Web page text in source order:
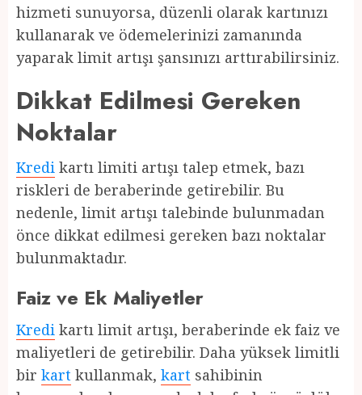
hizmeti sunuyorsa, düzenli olarak kartınızı
kullanarak ve ödemelerinizi zamanında
yaparak limit artışı şansınızı arttırabilirsiniz.
Dikkat Edilmesi Gereken
Noktalar
Kredi kartı limiti artışı talep etmek, bazı
riskleri de beraberinde getirebilir. Bu
nedenle, limit artışı talebinde bulunmadan
önce dikkat edilmesi gereken bazı noktalar
bulunmaktadır.
Faiz ve Ek Maliyetler
Kredi kartı limit artışı, beraberinde ek faiz ve
maliyetleri de getirebilir. Daha yüksek limitli
bir kart kullanmak, kart sahibinin